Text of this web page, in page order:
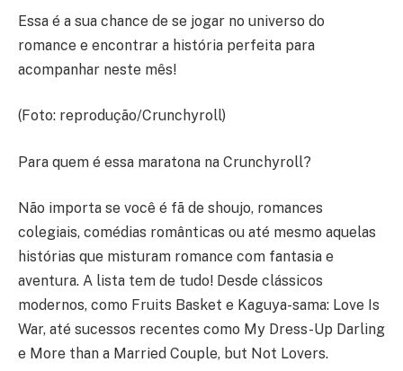
Essa é a sua chance de se jogar no universo do
romance e encontrar a história perfeita para
acompanhar neste mês!
(Foto: reprodução/Crunchyroll)
Para quem é essa maratona na Crunchyroll?
Não importa se você é fã de shoujo, romances
colegiais, comédias românticas ou até mesmo aquelas
histórias que misturam romance com fantasia e
aventura. A lista tem de tudo! Desde clássicos
modernos, como Fruits Basket e Kaguya-sama: Love Is
War, até sucessos recentes como My Dress-Up Darling
e More than a Married Couple, but Not Lovers.